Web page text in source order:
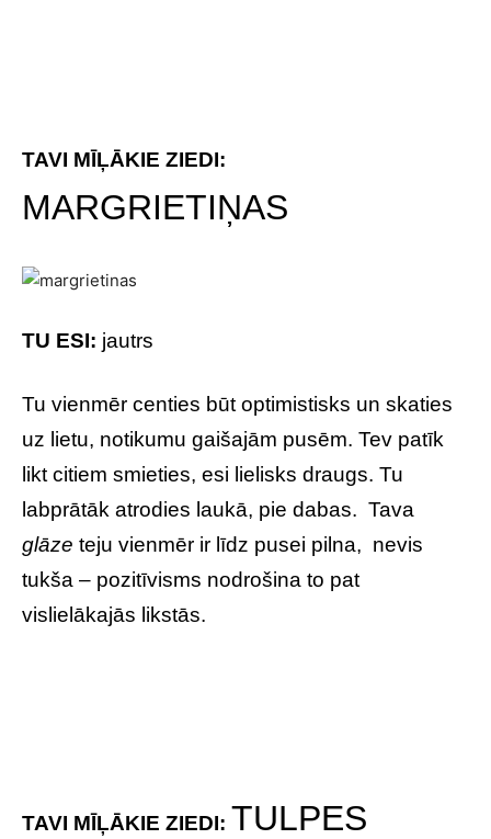
TAVI MĪĻĀKIE ZIEDI:
MARGRIETIŅAS
TU ESI: jautrs
Tu vienmēr centies būt optimistisks un skaties
uz lietu, notikumu gaišajām pusēm. Tev patīk
likt citiem smieties, esi lielisks draugs. Tu
labprātāk atrodies laukā, pie dabas. Tava
glāze teju vienmēr ir līdz pusei pilna, nevis
tukša – pozitīvisms nodrošina to pat
vislielākajās likstās.
TAVI MĪĻĀKIE ZIEDI: TULPES